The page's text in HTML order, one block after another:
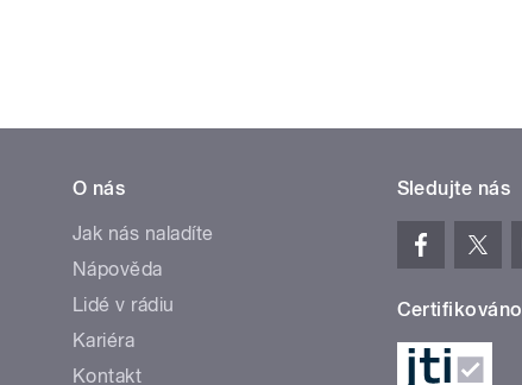
O nás
Jak nás naladíte
Nápověda
Lidé v rádiu
Kariéra
Kontakt
Sledujte nás
Certifikováno